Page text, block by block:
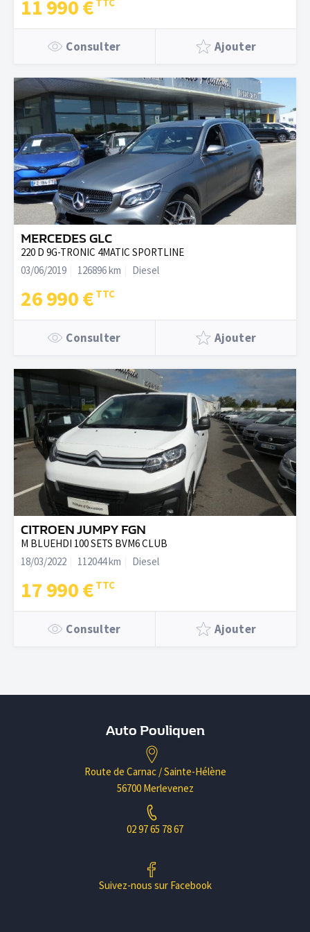
Apple CarPlay?, Pack Color White, Pack Color White (décors
d'Airbump et de projecteurs antibrouillard colorés), Pack Safety,
Pavillon avec capucine, Poignées de portes extérieures couleur
d'intersection, Régulateur - limiteur de vitesse, Rétroviseurs
extérieurs électriques et chauffants, Rétroviseurs extérieurs
rabattables électriquement, Sécurité enfants électrique, Siège
conducteur avec réglage lombaire et accoudoir, Siège
conducteur réglable en hauteur, Siège passager AV escamotable,
Système audio 6 HP avec spacialisation du son, Tablette AR
cache-bagages à 2 positions, Tablettes aviation au dos des
sièges AV, Tiroirs sous sièges passager, Trappes de rangement
sous plancher rang 2, Volant mousse réglable en hauteur et en
profondeur - Citroen Connect NAV
11 990 €
Consulter Ajouter
MERCEDES GLC
220 D 9G-TRONIC 4MATIC SPORTLINE
03/06/2019
126896 km Diesel
26 990 €
Consulter Ajouter
CITROEN JUMPY FGN
M BLUEHDI 100 SETS BVM6 CLUB
18/03/2022
112044 km Diesel
17 990 €
Consulter Ajouter
Auto Pouliquen
Route de Carnac / Sainte-Hélène
56700 Merlevenez
02 97 65 78 67
Suivez-nous sur Facebook